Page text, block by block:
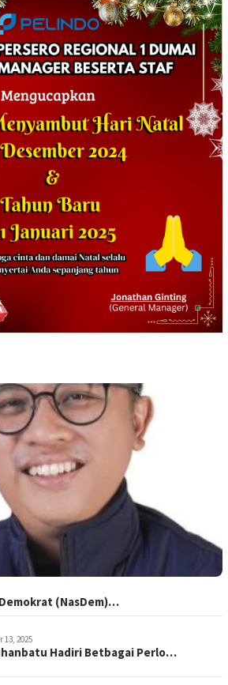
(NasDem)…
13, 2025
Hadiri Betbagai Perlo…